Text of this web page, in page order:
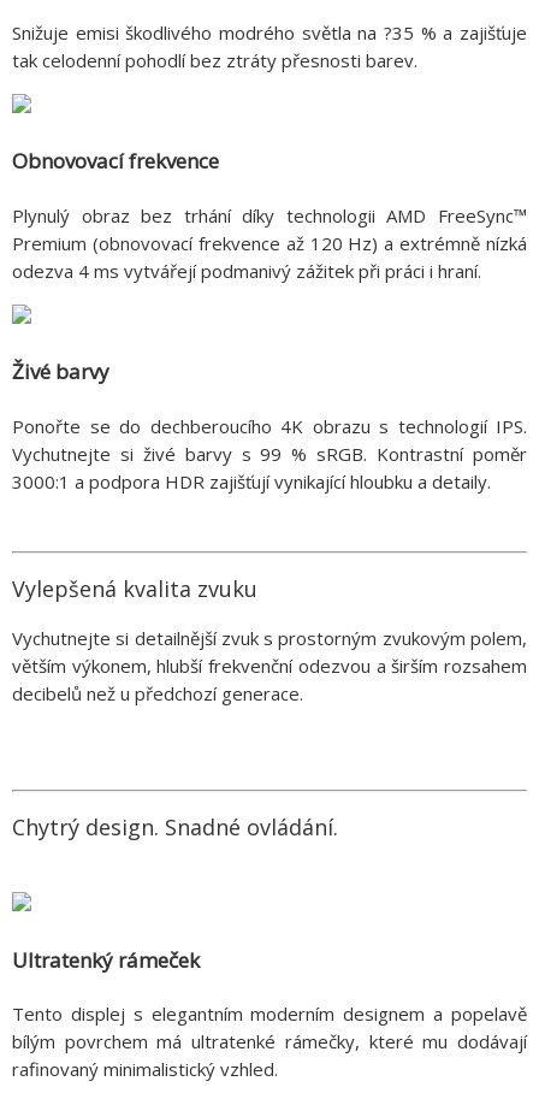
Snižuje emisi škodlivého modrého světla na ?35 % a zajišťuje
tak celodenní pohodlí bez ztráty přesnosti barev.
Obnovovací frekvence
Plynulý obraz bez trhání díky technologii AMD FreeSync™
Premium (obnovovací frekvence až 120 Hz) a extrémně nízká
odezva 4 ms vytvářejí podmanivý zážitek při práci i hraní.
Živé barvy
Ponořte se do dechberoucího 4K obrazu s technologií IPS.
Vychutnejte si živé barvy s 99 % sRGB. Kontrastní poměr
3000:1 a podpora HDR zajišťují vynikající hloubku a detaily.
Vylepšená kvalita zvuku
Vychutnejte si detailnější zvuk s prostorným zvukovým polem,
větším výkonem, hlubší frekvenční odezvou a širším rozsahem
decibelů než u předchozí generace.
Chytrý design. Snadné ovládání.
Ultratenký rámeček
Tento displej s elegantním moderním designem a popelavě
bílým povrchem má ultratenké rámečky, které mu dodávají
rafinovaný minimalistický vzhled.